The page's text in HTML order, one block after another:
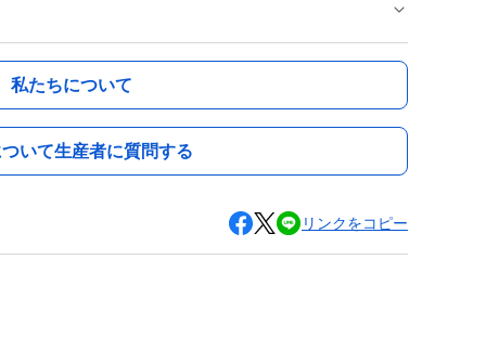
私たちについて
いて生産者に質問する
リンクをコピー